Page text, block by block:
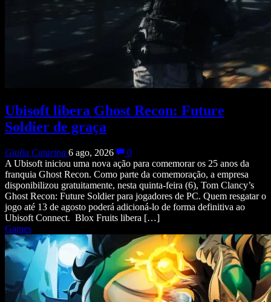
Ubisoft libera Ghost Recon: Future
Soldier de graça
Giulia Catarina 6 ago, 2026
0
A Ubisoft iniciou uma nova ação para comemorar os 25 anos da
franquia Ghost Recon. Como parte da comemoração, a empresa
disponibilizou gratuitamente, nesta quinta-feira (6), Tom Clancy’s
Ghost Recon: Future Soldier para jogadores de PC. Quem resgatar o
jogo até 13 de agosto poderá adicioná-lo de forma definitiva ao
Ubisoft Connect. Blox Fruits libera […]
Games